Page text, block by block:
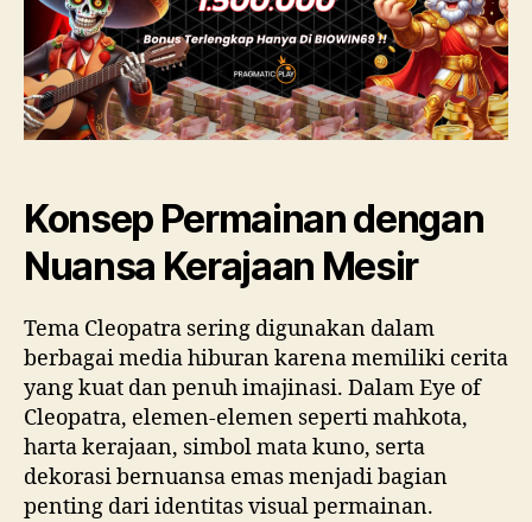
Konsep Permainan dengan
Nuansa Kerajaan Mesir
Tema Cleopatra sering digunakan dalam
berbagai media hiburan karena memiliki cerita
yang kuat dan penuh imajinasi. Dalam Eye of
Cleopatra, elemen-elemen seperti mahkota,
harta kerajaan, simbol mata kuno, serta
dekorasi bernuansa emas menjadi bagian
penting dari identitas visual permainan.